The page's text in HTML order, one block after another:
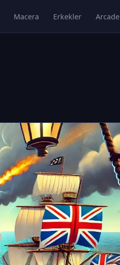
Macera Erkekler Arcade